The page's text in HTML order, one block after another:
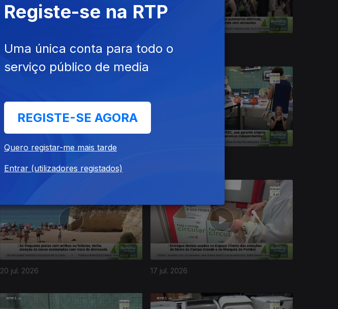
30 jul. 2026 29 jul. 2026
20 jul. 2026 17 jul. 2026
Registe-se na RTP
Uma única conta para todo o
serviço público de media
REGISTE-SE AGORA
Quero registar-me mais tarde
Entrar (utilizadores registados)